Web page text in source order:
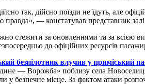
так, дійсно поїзди не їдуть, але
правда», — констатував представник
стежити за оновленнями та за всією
до офіційних ресурсів
безпілотник влучив у приміський
— Ворожба» поблизу села
безпечне місце. За фактом атаки